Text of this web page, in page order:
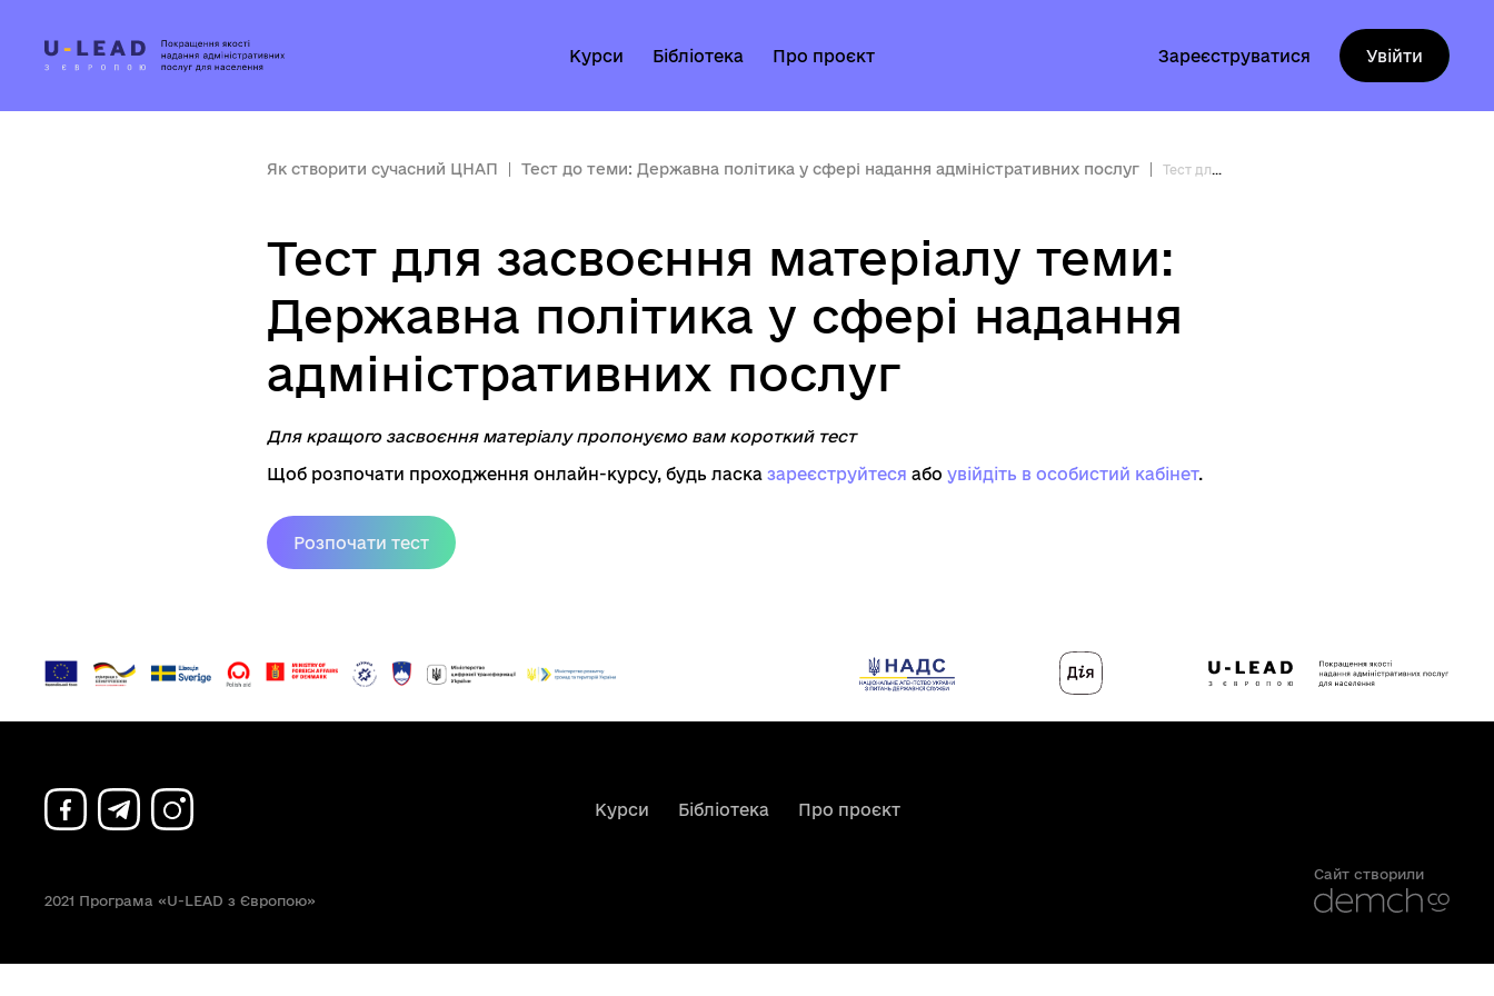
Курси Бібліотека Про проєкт Зареєструватися Увійти
Як створити сучасний ЦНАП Тест до теми: Державна політика у сфері надання адміністративних послуг Тест для засвоєння матеріалу теми: Державна політика у сфері надання адміністративних послуг
Тест для засвоєння матеріалу теми:
Державна політика у сфері надання
адміністративних послуг
Для кращого засвоєння матеріалу пропонуємо вам короткий тест
Щоб розпочати проходження онлайн-курсу, будь ласка зареєструйтеся aбо увійдіть в особистий кабінет.
Курси Бібліотека Про проєкт
2021 Програма «U-LEAD з Європою»
Сайт створили